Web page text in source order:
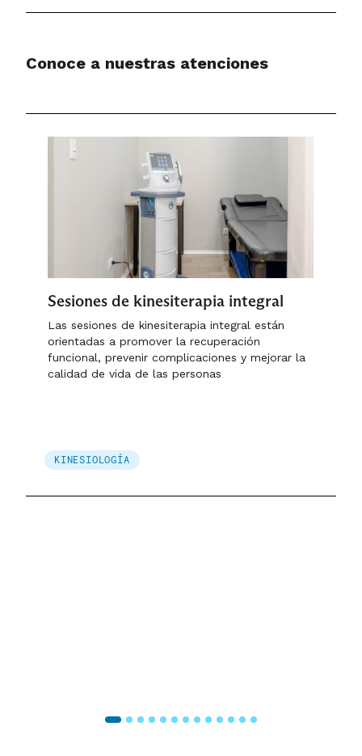
personal capacitado.
Goldmann)
Óptica (OCT)
Esta integración permite una valoración
completa del glaucoma, optimizando las
decisiones terapéuticas.
Conoce a nuestras atenciones
Sesiones de kinesiterapia integral
Las sesiones de kinesiterapia integral están
orientadas a promover la recuperación
funcional, prevenir complicaciones y mejorar la
calidad de vida de las personas
KINESIOLOGÍA